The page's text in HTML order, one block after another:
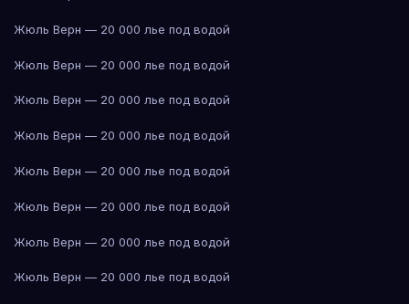
Жюль Верн — 20 000 лье под водой
Жюль Верн — 20 000 лье под водой
Жюль Верн — 20 000 лье под водой
Жюль Верн — 20 000 лье под водой
Жюль Верн — 20 000 лье под водой
Жюль Верн — 20 000 лье под водой
Жюль Верн — 20 000 лье под водой
Жюль Верн — 20 000 лье под водой